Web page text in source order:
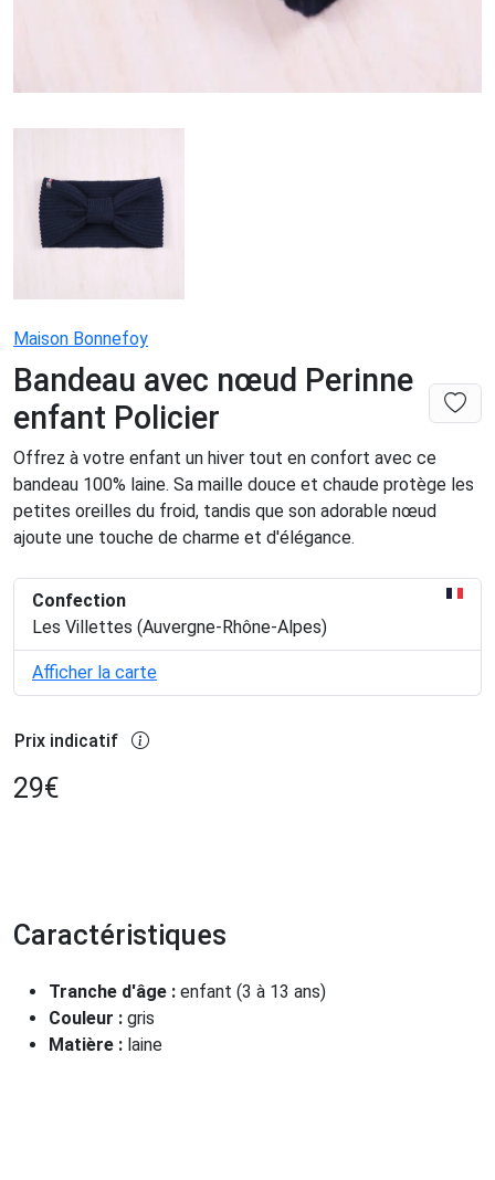
Maison Bonnefoy
Bandeau avec nœud Perinne
enfant Policier
Offrez à votre enfant un hiver tout en confort avec ce
bandeau 100% laine. Sa maille douce et chaude protège les
petites oreilles du froid, tandis que son adorable nœud
ajoute une touche de charme et d'élégance.
Confection
Les Villettes (Auvergne-Rhône-Alpes)
Afficher la carte
Prix indicatif
29€
Caractéristiques
Tranche d'âge : enfant (3 à 13 ans)
Couleur : gris
Matière : laine